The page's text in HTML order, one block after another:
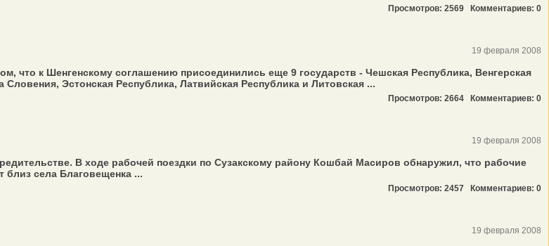
Просмотров: 2569 Комментариев: 0
19 февраля 2008
что к Шенгенскому соглашению присоединились еще 9 государств - Чешская Республика, Венгерская
Эстонская Республика, Латвийская Республика и Литовская ...
Просмотров: 2664 Комментариев: 0
19 февраля 2008
В ходе рабочей поездки по Сузакскому району Кошбай Масиров обнаружил, что рабочие
села Благовещенка ...
Просмотров: 2457 Комментариев: 0
19 февраля 2008